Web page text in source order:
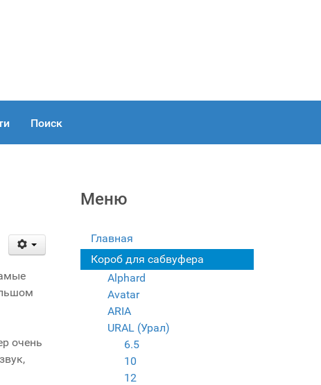
Поиск
очень
Меню
Главная
Короб для сабвуфера
Alphard
Avatar
ARIA
URAL (Урал)
6.5
10
12